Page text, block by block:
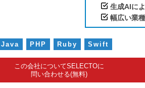
生成AIに
幅広い業
Java PHP Ruby Swift
この会社についてSELECTOに
問い合わせる(無料)